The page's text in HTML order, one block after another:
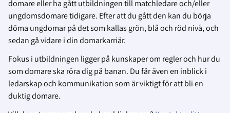
domare eller ha gått utbildningen till matchledare och/eller
ungdomsdomare tidigare. Efter att du gått den kan du börja
döma ungdomar på det som kallas grön, blå och röd nivå, och
sedan gå vidare i din domarkarriär.
Fokus i utbildningen ligger på kunskaper om regler och hur du
som domare ska röra dig på banan. Du får även en inblick i
ledarskap och kommunikation som är viktigt för att bli en
duktig domare.